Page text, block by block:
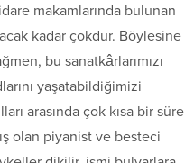
makamlarında bulunan
kadar çokdur. Böylesine
bu sanatkârlarımızı
yaşatabildiğimizi
arasında çok kısa bir süre
olan piyanist ve besteci